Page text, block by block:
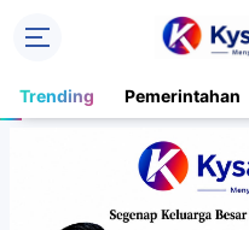
Trending Pemerintahan